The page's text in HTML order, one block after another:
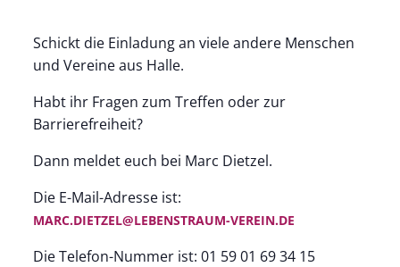
Schickt die Einladung an viele andere Menschen
und Vereine aus Halle.
Habt ihr Fragen zum Treffen oder zur
Barrierefreiheit?
Dann meldet euch bei Marc Dietzel.
Die E-Mail-Adresse ist:
MARC.DIETZEL@LEBENSTRAUM-VEREIN.DE
Die Telefon-Nummer ist: 01 59 01 69 34 15